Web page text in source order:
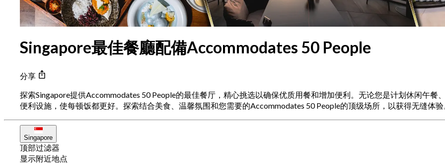
Singapore最佳餐廳配備Accommodates 50 People
分享
探索Singapore提供Accommodates 50 People的最佳餐厅，精心挑选以确保优质用餐和增加便利。无论您是计划休闲午
便利设施，使每顿饭都更好。探索结合美食、温馨氛围和您需要的Accommodates 50 People的顶级场所，以获得无缝体验
Singapore
顶部过滤器
显示附近地点